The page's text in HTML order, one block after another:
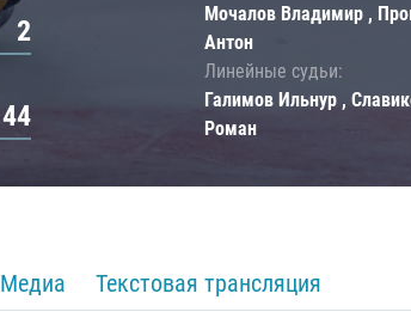
2
44
Мочалов Владимир ,
Антон
Линейные судьи:
Галимов Ильнур ,
Роман
Медиа Текстовая трансляция